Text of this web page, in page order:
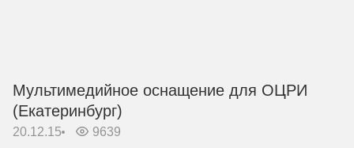
Мультимедийное оснащение для ОЦРИ
(Екатеринбург)
20.12.15 9639